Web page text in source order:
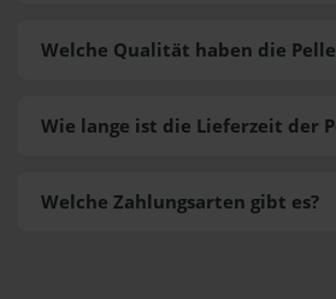
Welche Zahlungsarten gibt es?
Welche Qualität haben die
Wie lange ist die Lieferzeit der